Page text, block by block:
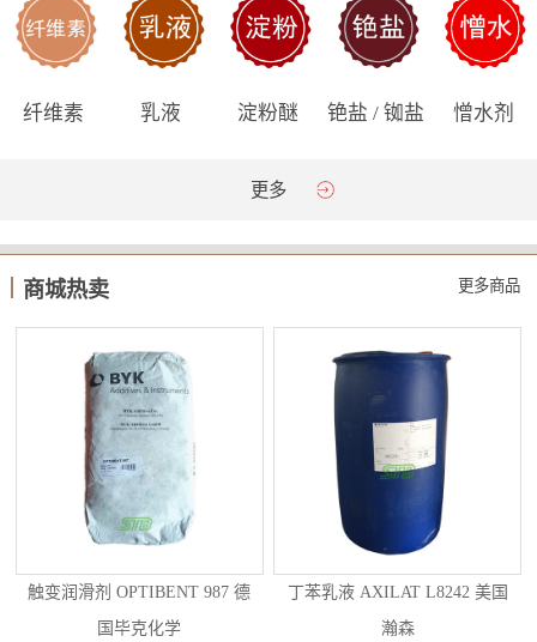
纤维素 乳液 淀粉醚 铯盐 / 铷盐 憎水剂
更多
商城热卖 更多商品
触变润滑剂 OPTIBENT 987 德
国毕克化学
丁苯乳液 AXILAT L8242 美国
瀚森